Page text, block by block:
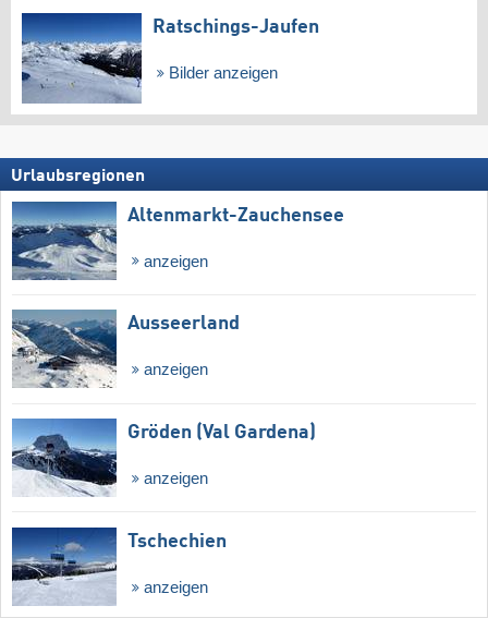
Ratschings-Jaufen
Bilder anzeigen
Urlaubsregionen
Altenmarkt-Zauchensee
anzeigen
Ausseerland
anzeigen
Gröden (Val Gardena)
anzeigen
Tschechien
anzeigen